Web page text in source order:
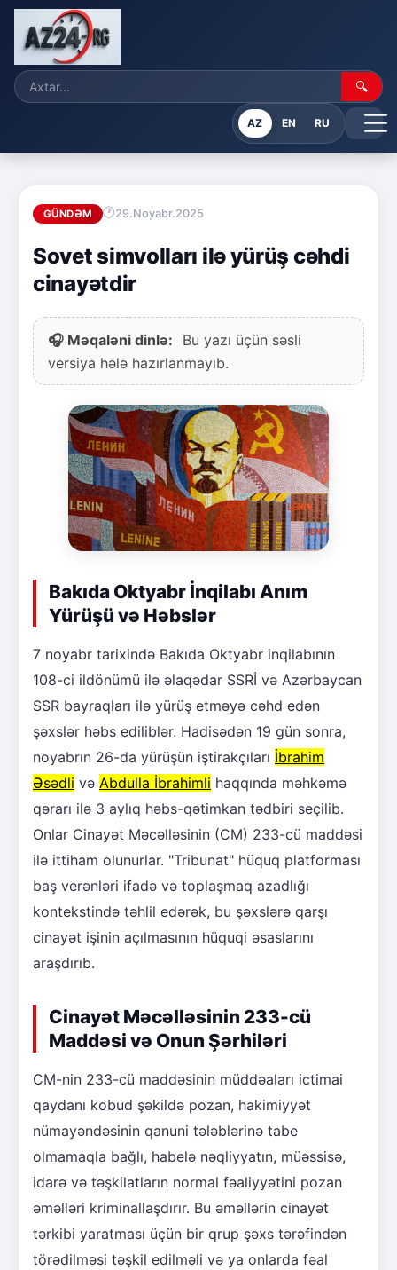
🔍
AZ EN RU
GÜNDƏM 29.Noyabr.2025
Sovet simvolları ilə yürüş cəhdi
cinayətdir
🎧 Məqaləni dinlə:
Bu yazı üçün səsli
versiya hələ hazırlanmayıb.
Bakıda Oktyabr İnqilabı Anım
Yürüşü və Həbslər
7 noyabr tarixində Bakıda Oktyabr inqilabının
108-ci ildönümü ilə əlaqədar SSRİ və Azərbaycan
SSR bayraqları ilə yürüş etməyə cəhd edən
şəxslər həbs ediliblər. Hadisədən 19 gün sonra,
noyabrın 26-da yürüşün iştirakçıları İbrahim
Əsədli və Abdulla İbrahimli haqqında məhkəmə
qərarı ilə 3 aylıq həbs-qətimkan tədbiri seçilib.
Onlar Cinayət Məcəlləsinin (CM) 233-cü maddəsi
ilə ittiham olunurlar. "Tribunat" hüquq platforması
baş verənləri ifadə və toplaşmaq azadlığı
kontekstində təhlil edərək, bu şəxslərə qarşı
cinayət işinin açılmasının hüquqi əsaslarını
araşdırıb.
Cinayət Məcəlləsinin 233-cü
Maddəsi və Onun Şərhiləri
CM-nin 233-cü maddəsinin müddəaları ictimai
qaydanı kobud şəkildə pozan, hakimiyyət
nümayəndəsinin qanuni tələblərinə tabe
olmamaqla bağlı, habelə nəqliyyatın, müəssisə,
idarə və təşkilatların normal fəaliyyətini pozan
əməlləri kriminallaşdırır. Bu əməllərin cinayət
tərkibi yaratması üçün bir qrup şəxs tərəfindən
törədilməsi təşkil edilməli və ya onlarda fəal